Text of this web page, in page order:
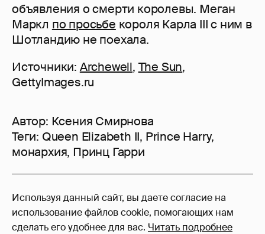
Используя данный сайт, вы даете согласие на
использование файлов cookie, помогающих нам
сделать его удобнее для вас. Читать подробнее
объявления о смерти королевы. Меган
Маркл по просьбе короля Карла III с ним в
Шотландию не поехала.
Источники: Archewell, The Sun,
GettyImages.ru
Автор: Ксения Смирнова
Теги: Queen Elizabeth II, Prince Harry,
монархия, Принц Гарри
151
Войдите в аккаунт, чтобы читать и
оставлять комментарии